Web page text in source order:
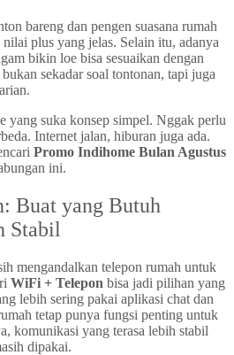
bareng dan pengen suasana rumah
plus yang jelas. Selain itu, adanya
bikin loe bisa sesuaikan dengan
sekadar soal tontonan, tapi juga
yang suka konsep simpel. Nggak perlu
Internet jalan, hiburan juga ada.
Promo Indihome Bulan Agustus
ini.
Buat yang Butuh
Stabil
mengandalkan telepon rumah untuk
WiFi + Telepon bisa jadi pilihan yang
lebih sering pakai aplikasi chat dan
tetap punya fungsi penting untuk
komunikasi yang terasa lebih stabil
dipakai.